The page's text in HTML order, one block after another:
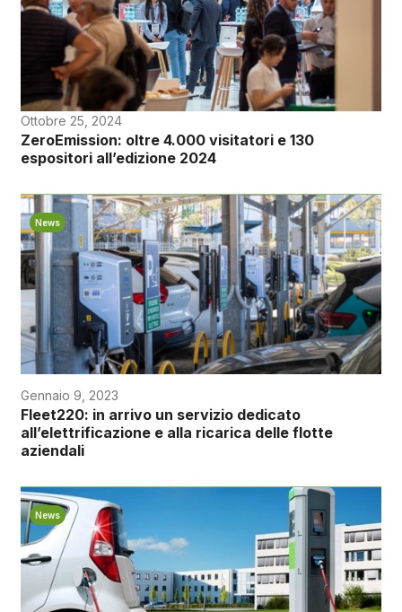
Ottobre 25, 2024
ZeroEmission: oltre 4.000 visitatori e 130
espositori all’edizione 2024
News
Gennaio 9, 2023
Fleet220: in arrivo un servizio dedicato
all’elettrificazione e alla ricarica delle flotte
aziendali
News